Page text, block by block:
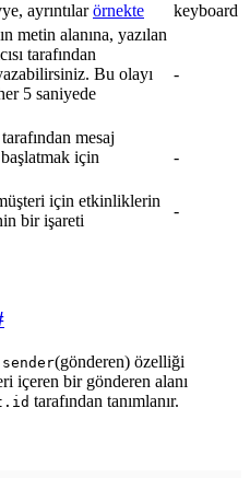
ayrıntılarörnekte keyboard
metin alanına, yazılan
tarafından
Bu olayı
5 saniyede
-
mesaj
için
-
için etkinliklerin
bir işareti
-
sender(gönderen) özelliği
içeren bir gönderen alanı
tarafından tanımlanır.